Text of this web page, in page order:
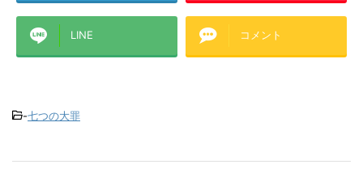
LINE コメント
-七つの大罪